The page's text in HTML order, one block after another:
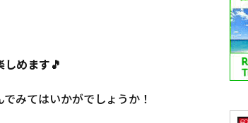
しめます🎵
みてはいかがでしょうか！